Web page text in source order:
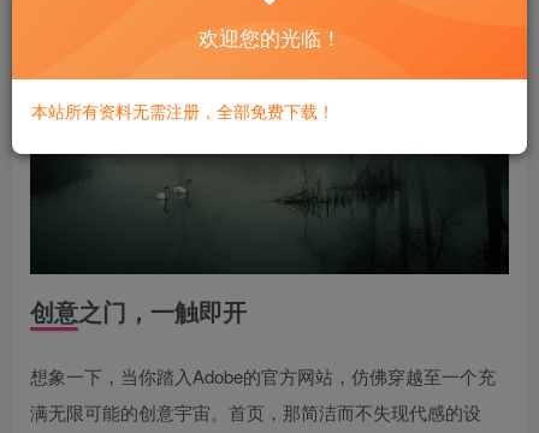
创意之门，一触即开
想象一下，当你踏入Adobe的官方网站，仿佛穿越至一个充
满无限可能的创意宇宙。首页，那简洁而不失现代感的设
欢迎您的光临！
本站所有资料无需注册，全部免费下载！